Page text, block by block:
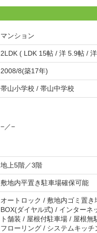
マンション
2LDK ( LDK 15帖 / 洋 5.9帖 /
2008/8(築17年)
帯山小学校 / 帯山中学校
−／−
地上5階／3階
敷地内平置き駐車場確保可能
オートロック / 敷地内ゴミ置
BOX(ダイヤル式) / インターネ
ト舗装 / 屋根付駐車場 / 屋根
フローリング / システムキッ